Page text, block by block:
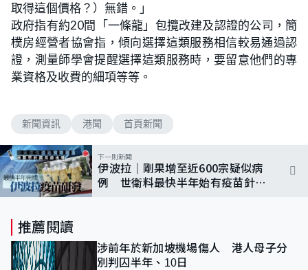
取得這個價格？）無錯。」
政府指有約20間「一條龍」包攬改建及認證的公司，簡
樸房經營者協會指，傾向選擇這類服務相信較易通過認
證，測量師學會提醒選擇這類服務時，要留意他們的專
業資格及收費的細項等等。
新聞資訊 港聞 首頁新聞
下一則新聞
伊波拉｜剛果增至近600宗疑似病
例 世衛料最快半年始有疫苗針對
推薦閱讀
涉前年於新加坡機場傷人 港人母子分
別判囚半年、10日